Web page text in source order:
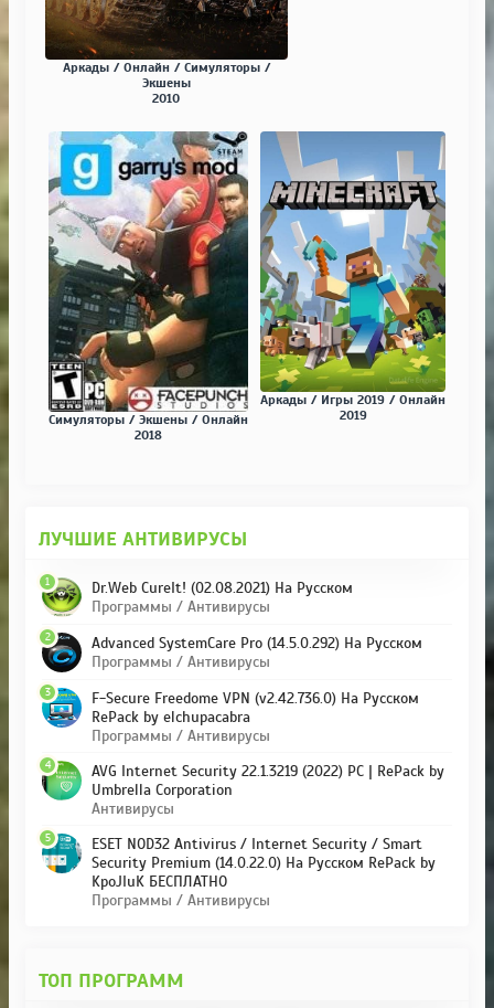
Аркады / Онлайн / Симуляторы /
Экшены
2010
Симуляторы / Экшены / Онлайн
2018
Аркады / Игры 2019 / Онлайн
2019
ЛУЧШИЕ АНТИВИРУСЫ
Dr.Web CureIt! (02.08.2021) На Русском
Программы / Антивирусы
1
Advanced SystemCare Pro (14.5.0.292) На Русском
Программы / Антивирусы
2
F-Secure Freedome VPN (v2.42.736.0) На Русском
RePack by elchupacabra
Программы / Антивирусы
3
AVG Internet Security 22.1.3219 (2022) PC | RePack by
Umbrella Corporation
Антивирусы
4
ESET NOD32 Antivirus / Internet Security / Smart
Security Premium (14.0.22.0) На Русском RePack by
KpoJIuK БЕСПЛАТНО
Программы / Антивирусы
5
ТОП ПРОГРАММ